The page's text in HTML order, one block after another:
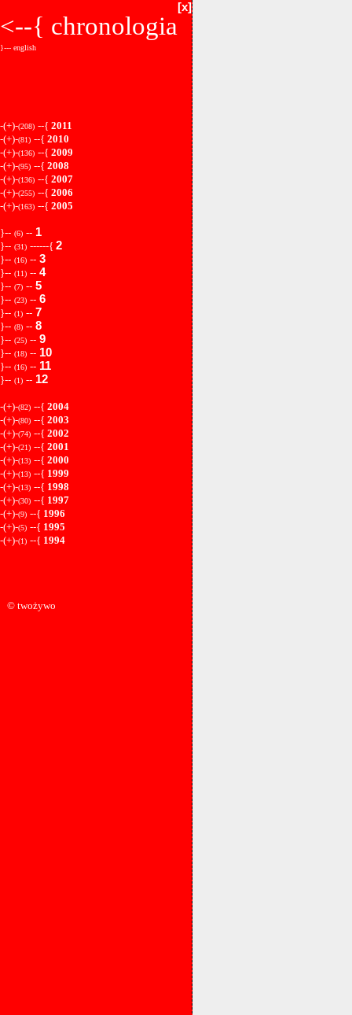
[x]
<--{ chronologia
}--- english
-(+)-(208) --{ 2011
-(+)-(81) --{ 2010
-(+)-(136) --{ 2009
-(+)-(95) --{ 2008
-(+)-(136) --{ 2007
-(+)-(255) --{ 2006
-(+)-(163) --{ 2005
}-- (6) -- 1
}-- (31) ------{ 2
}-- (16) -- 3
}-- (11) -- 4
}-- (7) -- 5
}-- (23) -- 6
}-- (1) -- 7
}-- (8) -- 8
}-- (25) -- 9
}-- (18) -- 10
}-- (16) -- 11
}-- (1) -- 12
-(+)-(82) --{ 2004
-(+)-(80) --{ 2003
-(+)-(74) --{ 2002
-(+)-(21) --{ 2001
-(+)-(13) --{ 2000
-(+)-(13) --{ 1999
-(+)-(13) --{ 1998
-(+)-(30) --{ 1997
-(+)-(9) --{ 1996
-(+)-(5) --{ 1995
-(+)-(1) --{ 1994
© twożywo